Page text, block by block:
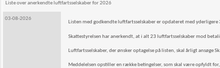
Liste over anerkendte luftfartsselskaber for 2026
03-08-2026
Listen med godkendte luftfartsselskaber er opdateret med yderligere
Skattestyrelsen har anerkendt, at i alt 23 luftfartsselskaber mod
Luftfartsselskaber, der ønsker optagelse på listen, skal årligt ansøge
Meddelelsen opstiller en række betingelser, som skal være opfyldt